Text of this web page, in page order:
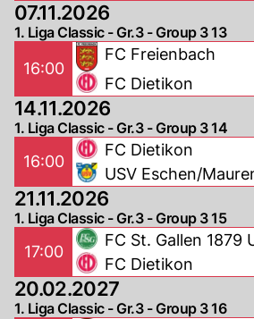
07.11.2026
1. Liga Classic - Gr.3 - Group 3 13
16:00
FC Freienbach
FC Dietikon
14.11.2026
1. Liga Classic - Gr.3 - Group 3 14
16:00
FC Dietikon
USV Eschen/
21.11.2026
1. Liga Classic - Gr.3 - Group 3 15
17:00
FC St. Gallen 1879
FC Dietikon
20.02.2027
1. Liga Classic - Gr.3 - Group 3 16